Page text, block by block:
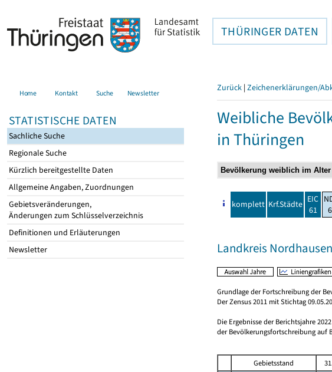
THÜRINGER DATEN
Home Kontakt Suche Newsletter
STATISTISCHE DATEN
Sachliche Suche
Regionale Suche
Kürzlich bereitgestellte Daten
Allgemeine Angaben, Zuordnungen
Gebietsveränderungen,
Änderungen zum Schlüsselverzeichnis
Definitionen und Erläuterungen
Newsletter
Zurück | Zeichenerklärungen/
Weibliche
in Thüringen
komplett Krf.Städte EIC
61
Landkreis Nordhausen
Grundlage der Fortschreibung der
Der Zensus 2011 mit Stichtag
Die Ergebnisse der Berichtsjahre
der Bevölkerungsfortschreibung auf
Gebietsstand